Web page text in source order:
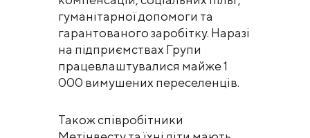
гуманітарної допомоги та
гарантованого заробітку. Наразі
на підприємствах Групи
працевлаштувалися майже 1
000 вимушених переселенців.
Також співробітники